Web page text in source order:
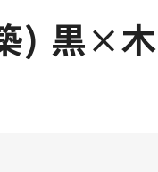
) 黒×